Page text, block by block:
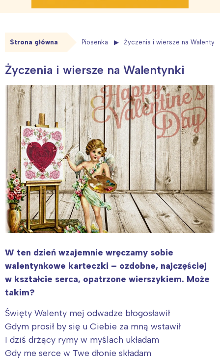
Strona główna Piosenka Życzenia i wiersze na
Życzenia i wiersze na Walentynki
W ten dzień wzajemnie wręczamy sobie
walentynkowe karteczki – ozdobne, najczęściej
w kształcie serca, opatrzone wierszykiem. Może
takim?
Święty Walenty mej odwadze błogosławił
Gdym prosił by się u Ciebie za mną wstawił
I dziś drżący rymy w myślach układam
Gdy me serce w Twe dłonie składam